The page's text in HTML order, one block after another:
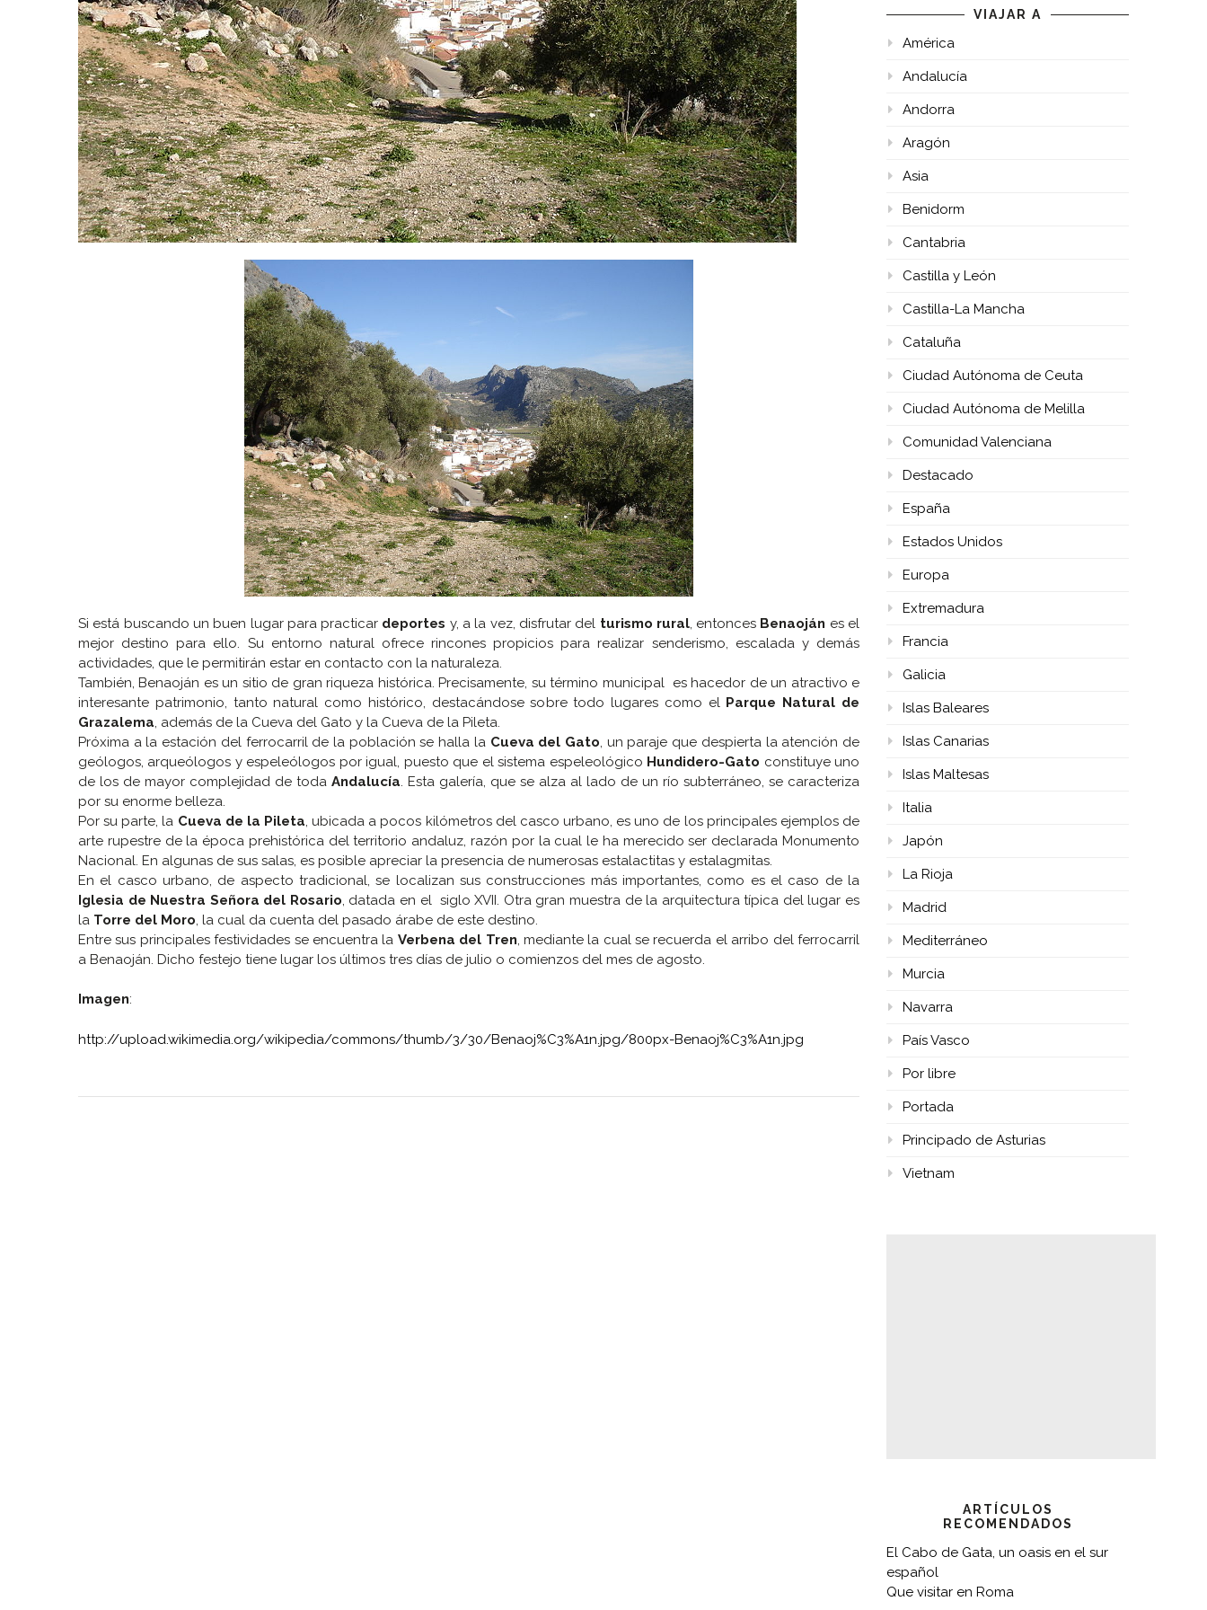
Si está buscando un buen lugar para practicar deportes y, a la vez, disfrutar del turismo rural, entonces Benaoján es el
mejor destino para ello. Su entorno natural ofrece rincones propicios para realizar senderismo, escalada y demás
actividades, que le permitirán estar en contacto con la naturaleza.
También, Benaoján es un sitio de gran riqueza histórica. Precisamente, su término municipal es hacedor de un atractivo e
interesante patrimonio, tanto natural como histórico, destacándose sobre todo lugares como el Parque Natural de
Grazalema , además de la Cueva del Gato y la Cueva de la Pileta.
Próxima a la estación del ferrocarril de la población se halla la Cueva del Gato , un paraje que despierta la atención de
geólogos, arqueólogos y espeleólogos por igual, puesto que el sistema espeleológico Hundidero-Gato constituye uno
de los de mayor complejidad de toda Andalucía . Esta galería, que se alza al lado de un río subterráneo, se caracteriza
por su enorme belleza.
Por su parte, la Cueva de la Pileta , ubicada a pocos kilómetros del casco urbano, es uno de los principales ejemplos de
arte rupestre de la época prehistórica del territorio andaluz, razón por la cual le ha merecido ser declarada Monumento
Nacional. En algunas de sus salas, es posible apreciar la presencia de numerosas estalactitas y estalagmitas.
En el casco urbano, de aspecto tradicional, se localizan sus construcciones más importantes, como es el caso de la
Iglesia de Nuestra Señora del Rosario , datada en el siglo XVII. Otra gran muestra de la arquitectura típica del lugar es
la Torre del Moro , la cual da cuenta del pasado árabe de este destino.
Entre sus principales festividades se encuentra la Verbena del Tren , mediante la cual se recuerda el arribo del ferrocarril
a Benaoján. Dicho festejo tiene lugar los últimos tres días de julio o comienzos del mes de agosto.
Imagen:
http://upload.wikimedia.org/wikipedia/commons/thumb/3/30/Benaoj%C3%A1n.jpg/800px-Benaoj%C3%A1n.jpg
VIAJAR A
América
Andalucía
Andorra
Aragón
Asia
Benidorm
Cantabria
Castilla y León
Castilla-La Mancha
Cataluña
Ciudad Autónoma de Ceuta
Ciudad Autónoma de Melilla
Comunidad Valenciana
Destacado
España
Estados Unidos
Europa
Extremadura
Francia
Galicia
Islas Baleares
Islas Canarias
Islas Maltesas
Italia
Japón
La Rioja
Madrid
Mediterráneo
Murcia
Navarra
País Vasco
Por libre
Portada
Principado de Asturias
Vietnam
ARTÍCULOS
RECOMENDADOS
El Cabo de Gata, un oasis en el sur
español
Que visitar en Roma